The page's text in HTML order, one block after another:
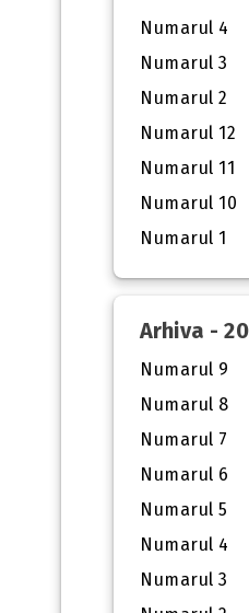
Numarul 4
Numarul 3
Numarul 2
Numarul 12
Numarul 11
Numarul 10
Numarul 1
Arhiva -
Numarul 9
Numarul 8
Numarul 7
Numarul 6
Numarul 5
Numarul 4
Numarul 3